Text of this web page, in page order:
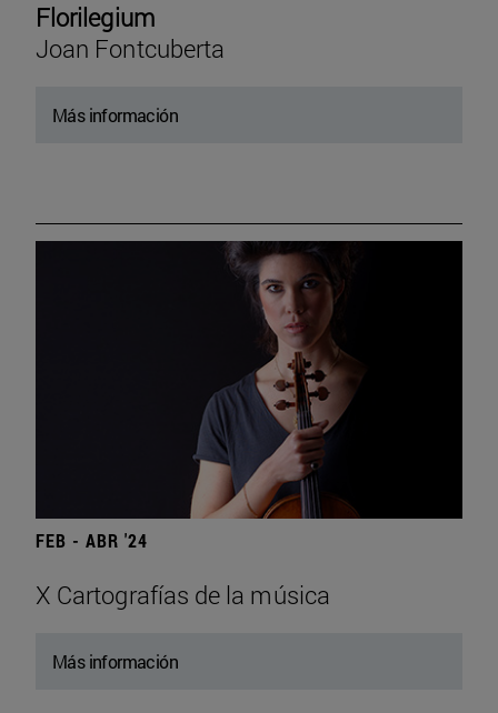
Florilegium
Joan Fontcuberta
Más información
FEB - ABR '24
X Cartografías de la música
Más información